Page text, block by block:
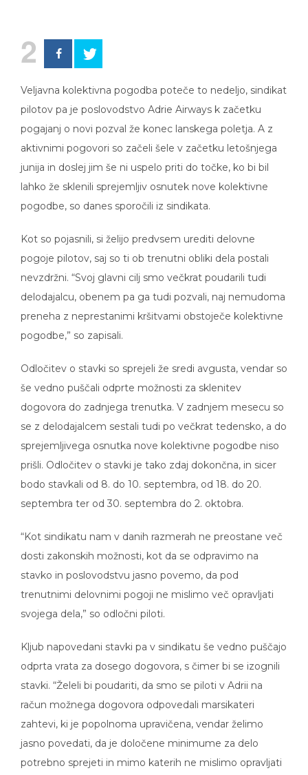
2
Veljavna kolektivna pogodba poteče to nedeljo, sindikat
pilotov pa je poslovodstvo Adrie Airways k začetku
pogajanj o novi pozval že konec lanskega poletja. A z
aktivnimi pogovori so začeli šele v začetku letošnjega
junija in doslej jim še ni uspelo priti do točke, ko bi bil
lahko že sklenili sprejemljiv osnutek nove kolektivne
pogodbe, so danes sporočili iz sindikata.
Kot so pojasnili, si želijo predvsem urediti delovne
pogoje pilotov, saj so ti ob trenutni obliki dela postali
nevzdržni. “Svoj glavni cilj smo večkrat poudarili tudi
delodajalcu, obenem pa ga tudi pozvali, naj nemudoma
preneha z neprestanimi kršitvami obstoječe kolektivne
pogodbe,” so zapisali.
Odločitev o stavki so sprejeli že sredi avgusta, vendar so
še vedno puščali odprte možnosti za sklenitev
dogovora do zadnjega trenutka. V zadnjem mesecu so
se z delodajalcem sestali tudi po večkrat tedensko, a do
sprejemljivega osnutka nove kolektivne pogodbe niso
prišli. Odločitev o stavki je tako zdaj dokončna, in sicer
bodo stavkali od 8. do 10. septembra, od 18. do 20.
septembra ter od 30. septembra do 2. oktobra.
“Kot sindikatu nam v danih razmerah ne preostane več
dosti zakonskih možnosti, kot da se odpravimo na
stavko in poslovodstvu jasno povemo, da pod
trenutnimi delovnimi pogoji ne mislimo več opravljati
svojega dela,” so odločni piloti.
Kljub napovedani stavki pa v sindikatu še vedno puščajo
odprta vrata za dosego dogovora, s čimer bi se izognili
stavki. “Želeli bi poudariti, da smo se piloti v Adrii na
račun možnega dogovora odpovedali marsikateri
zahtevi, ki je popolnoma upravičena, vendar želimo
jasno povedati, da je določene minimume za delo
potrebno sprejeti in mimo katerih ne mislimo opravljati